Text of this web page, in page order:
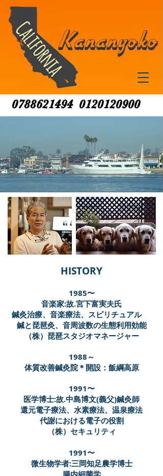
0788621494 0120120900
HISTORY
​1985〜
音楽家:故.宮下富実夫氏
鍼灸治療、音楽療法、スピリチュアル
鍼と琵琶灸、音周波数の生態利用効能
（株）琵琶スタジオマネージャー
1988～
体質改善鍼灸院＊開設：飯綱高原
1991〜
医学博士:故.中島博文(義父)鍼灸師
還元電子療法、水素療法、温泉療法
代謝における電子の役割
（株）セキュリティ
1991〜
微生物学者:三岡知足農学博士